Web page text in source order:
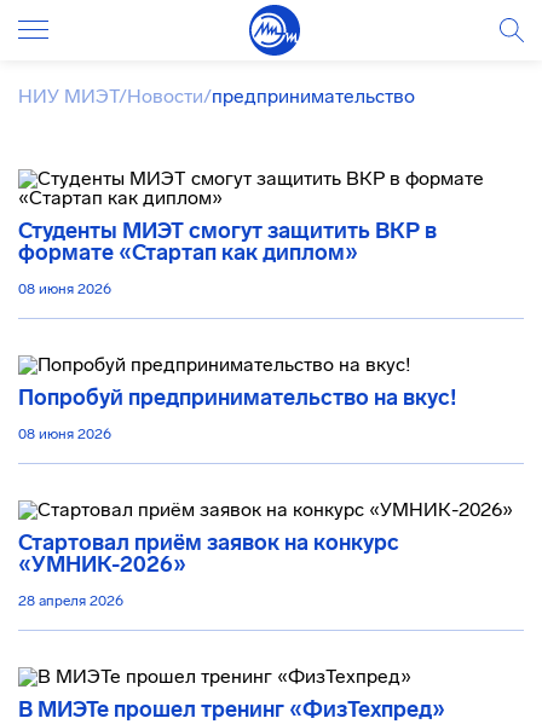
НИУ МИЭТ/Новости/предпринимательство
Студенты МИЭТ смогут защитить ВКР в
формате «Стартап как диплом»
08 июня 2026
Попробуй предпринимательство на вкус!
08 июня 2026
Стартовал приём заявок на конкурс
«УМНИК-2026»
28 апреля 2026
В МИЭТе прошел тренинг «ФизТехпред»